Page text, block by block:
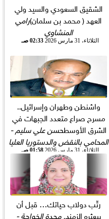
الشقيق السعودي والسيد ولي
العهد ( محمد بن سلمان)رامي
المنشاوي
الثلاثاء، 31 مارس 2026 02:33 صـ
واشنطن وطهران وإسرائيل..
مسرح صراع متعدد الجبهات في
الشرق الأوسطحسن علي سليم -
المحامي بالنقض والدستوريا العليا
الثلاثاء، 31 مارس 2026 01:58 صـ
رتّب دولاب حياتك… قبل أن
يبعثره الزمند. مجدة الخواجة -